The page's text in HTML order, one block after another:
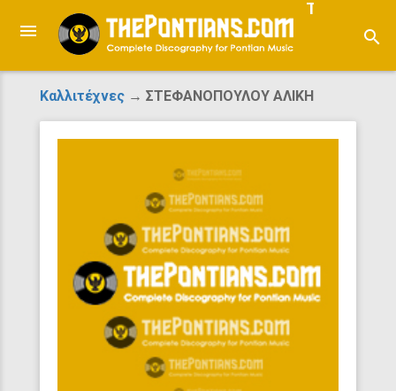
search
Καλλιτέχνες → ΣΤΕΦΑΝΟΠΟΥΛΟΥ ΑΛΙΚΗ